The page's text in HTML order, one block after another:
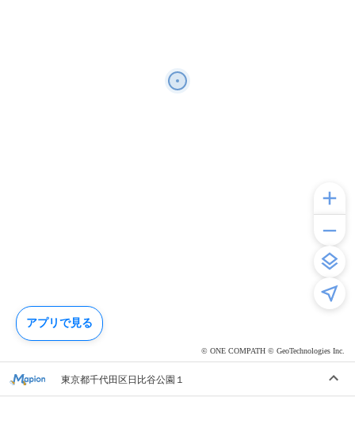
© ONE COMPATH © GeoTechnologies Inc.
東京都千代田区日比谷公園１
アプリで見る